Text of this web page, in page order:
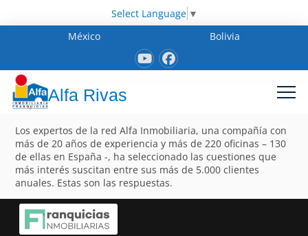
Select Language ▼
México
Bolivia
Alfa Rivas
Los expertos de la red Alfa Inmobiliaria, una compañía con
más de 20 años de experiencia y más de 220 oficinas – 130
de ellas en España -, ha seleccionado las cuestiones que
más interés suscitan entre sus más de 5.000 clientes
anuales. Estas son las respuestas.